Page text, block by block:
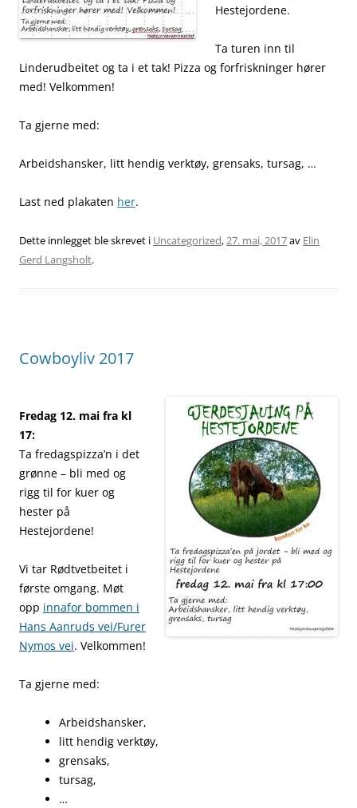
Hestejordene.
Ta turen inn til
Linderudbeitet og ta i et tak! Pizza og forfriskninger hører
med! Velkommen!
Ta gjerne med:
Arbeidshansker, litt hendig verktøy, grensaks, tursag, …
Last ned plakaten her.
Dette innlegget ble skrevet i Uncategorized,27. mai, 2017av Elin
Gerd Langsholt.
Cowboyliv 2017
Fredag 12. mai fra kl
17:
Ta fredagspizza’n i det
grønne – bli med og
rigg til for kuer og
hester på
Hestejordene!
Vi tar Rødtvetbeitet i
første omgang. Møt
opp innafor bommen i
Hans Aanruds vei/Furer
Nymos vei. Velkommen!
Ta gjerne med:
Arbeidshansker,
litt hendig verktøy,
grensaks,
tursag,
…